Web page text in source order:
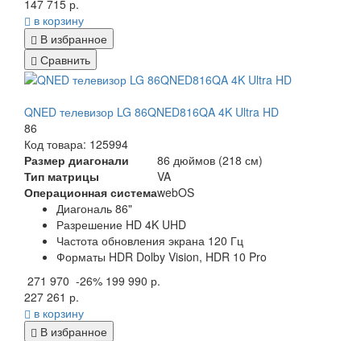
147 715 р.
в корзину
В избранное
Сравнить
QNED телевизор LG 86QNED816QA 4K Ultra HD
86
Код товара: 125994
Размер диагонали
86 дюймов (218 см)
Тип матрицы
VA
Операционная системаwebOS
Диагональ 86"
Разрешение HD 4K UHD
Частота обновления экрана 120 Гц
Форматы HDR Dolby Vision, HDR 10 Pro
271 970 -26% 199 990 р.
227 261 р.
в корзину
В избранное